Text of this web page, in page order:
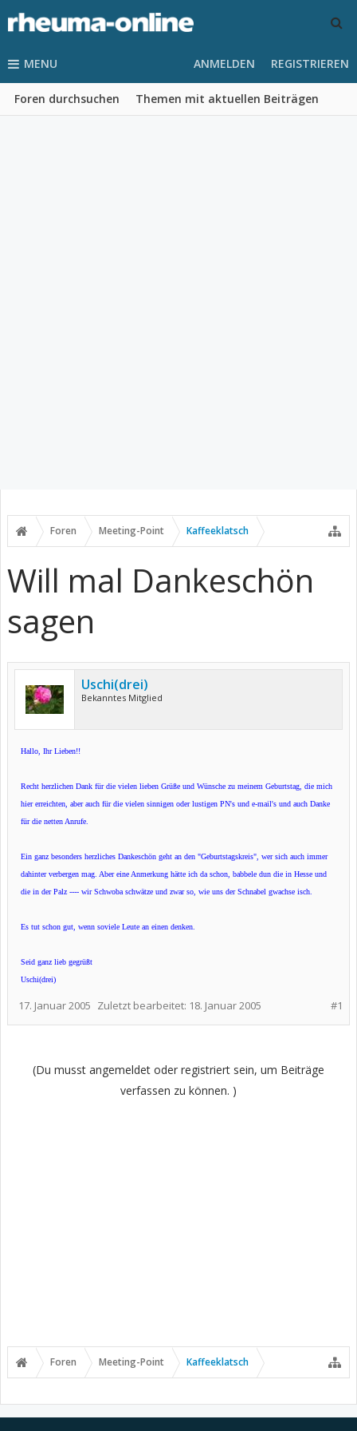
MENU
Foren durchsuchen Themen mit aktuellen Beiträgen
ANMELDEN REGISTRIEREN
Foren Meeting-Point Kaffeeklatsch
Will mal Dankeschön
sagen
Uschi(drei)
Bekanntes Mitglied
Hallo, Ihr Lieben!!
Recht herzlichen Dank für die vielen lieben Grüße und Wünsche zu meinem Geburtstag, die mich
hier erreichten, aber auch für die vielen sinnigen oder lustigen PN's und e-mail's und auch Danke
für die netten Anrufe.
Ein ganz besonders herzliches Dankeschön geht an den "Geburtstagskreis", wer sich auch immer
dahinter verbergen mag. Aber eine Anmerkung hätte ich da schon, babbele dun die in Hesse und
die in der Palz ---- wir Schwoba schwätze und zwar so, wie uns der Schnabel gwachse isch.
Es tut schon gut, wenn soviele Leute an einen denken.
Seid ganz lieb gegrüßt
Uschi(drei)
#1
17. Januar 2005 Zuletzt bearbeitet: 18. Januar 2005
(Du musst angemeldet oder registriert sein, um Beiträge
verfassen zu können. )
Foren Meeting-Point Kaffeeklatsch